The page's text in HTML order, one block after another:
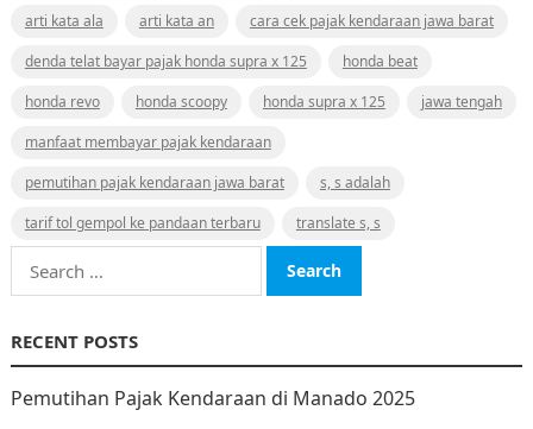
arti kata ala
arti kata an
cara cek pajak kendaraan jawa barat
denda telat bayar pajak honda supra x 125
honda beat
honda revo
honda scoopy honda supra x 125
jawa tengah
manfaat membayar pajak kendaraan
pemutihan pajak kendaraan jawa barat
s, s adalah
tarif tol gempol ke pandaan terbaru
translate s, s
Search
for:
RECENT POSTS
Pemutihan Pajak Kendaraan di Manado 2025